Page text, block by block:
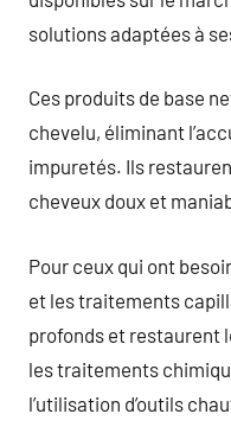
solutions adaptées à
Ces produits de base
chevelu, éliminant
impuretés. Ils
cheveux doux et
Pour ceux qui ont
et les traitements
profonds et restaurent
les traitements
l’utilisation d’outils